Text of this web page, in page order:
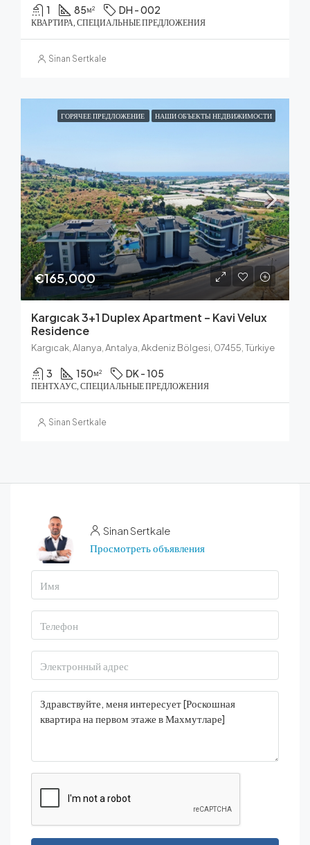
1 85м² DH - 002
КВАРТИРА, СПЕЦИАЛЬНЫЕ ПРЕДЛОЖЕНИЯ
Sinan Sertkale
ГОРЯЧЕЕ ПРЕДЛОЖЕНИЕ НАШИ ОБЪЕКТЫ НЕДВИЖИМОСТИ
€165,000
Kargıcak 3+1 Duplex Apartment – Kavi Velux
Residence
Kargıcak, Alanya, Antalya, Akdeniz Bölgesi, 07455, Türkiye
3 150м² DK - 105
ПЕНТХАУС, СПЕЦИАЛЬНЫЕ ПРЕДЛОЖЕНИЯ
Sinan Sertkale
Sinan Sertkale
Просмотреть объявления